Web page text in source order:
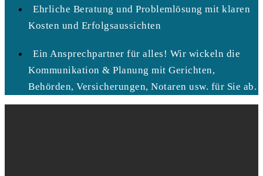
Ehrliche Beratung und Problemlösung mit klaren
Kosten und Erfolgsaussichten
Ein Ansprechpartner für alles! Wir wickeln die
Kommunikation & Planung mit Gerichten,
Behörden, Versicherungen, Notaren usw. für Sie ab.